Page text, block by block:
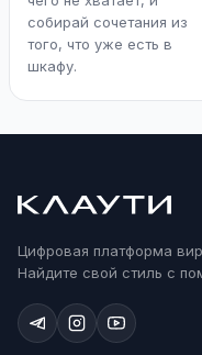
собирай сочетания из
того, что уже есть в
шкафу.
Цифровая платформа
Найдите свой стиль с